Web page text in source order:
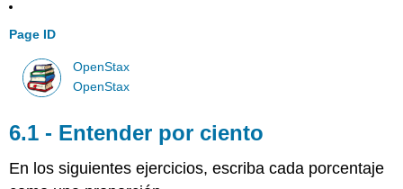
Page ID
OpenStax
OpenStax
6.1 - Entender por ciento
En los siguientes ejercicios, escriba cada porcentaje